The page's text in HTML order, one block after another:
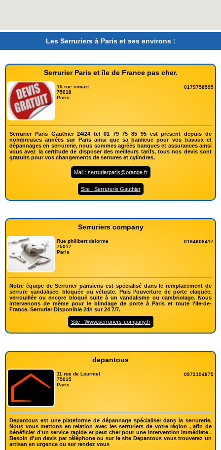
Les Serruriers à Paris et ses environs :
Serrurier Paris et île de France pas cher.
15 rue simart
75018
Paris
0179758595
Serrurier Paris Gauthier 24/24 tel 01 79 75 85 95 est présent depuis de
nombreuses années sur Paris ainsi que sa banlieue pour vos travaux et
dépannages en serrurerie, nous sommes agréés banques et assurances ainsi
vous avez la certitude de disposer des meilleurs tarifs, tous nos devis sont
gratuits pour vos changements de serrures et cylindres.
Mail : serrurierparis@orange.fr
Site : Serrurerie Gauthier
Serruriers company
Rue philibert delorme
75017
Paris
0184608417
Notre équipe de Serrurier parisiens est spécialisé dans le remplacement de
serrure vandalisée, bloquée ou vétuste. Puis l’ouverture de porte claquée,
verrouillée ou encore bloqué suite à un vandalisme ou cambriolage. Nous
intervenons de même pour le blindage de porte à Paris et toute l’Ile-de-
France. Serrurier Disponible 24h sur 24 7/7.
Site : Www.serruriers-company.fr
depantous
11 rue de Lourmel
75015
Paris
0972154875
Depantous est une plateforme de dépannage spécialiser dans la serrurerie.
Nous vous mettons en relation avec les serruriers de votre région , afin de
bénéficier d'un service rapide et peut cher pour une intervention immédiate .
Besoin d'un devis par téléphone ou sur le site Depantous vous trouverez un
artisan en urgence ou sur rendez vous